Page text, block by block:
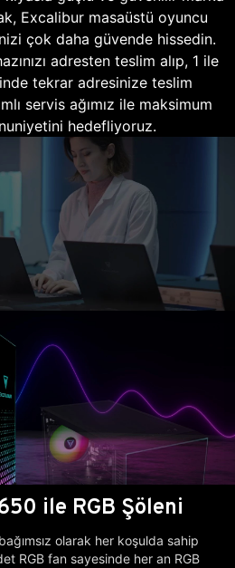
Excalibur masaüstü oyuncu
çok daha güvende hissedin.
adresten teslim alıp, 1 ile
tekrar adresinize teslim
servis ağımız ile maksimum
hedefliyoruz.
ile RGB Şöleni
olarak her koşulda sahip
RGB fan sayesinde her an RGB